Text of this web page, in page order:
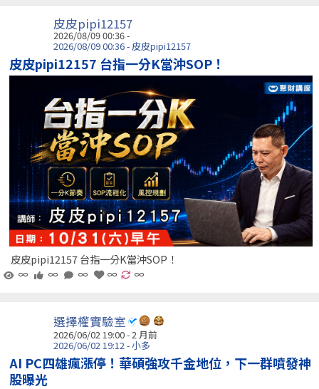
皮皮pipi12157
2026/08/09 00:36 -
2026/08/09 00:36 - 皮皮pipi12157
皮皮pipi12157 台指一分K當沖SOP！
皮皮pipi12157 台指一分K當沖SOP！
∞
∞ ∞ ∞ ∞
選擇權實驗室
2026/06/02 19:00 - 2 月前
2026/06/02 19:12 - 小多
AI PC四雄瘋漲停！華碩強攻千金地位，下一群噴發神
股曝光